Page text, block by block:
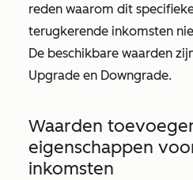
reden waarom dit
terugkerende inkomsten
De beschikbare waarden
Upgrade en Downgrade.
Waarden
eigenschappen
inkomsten